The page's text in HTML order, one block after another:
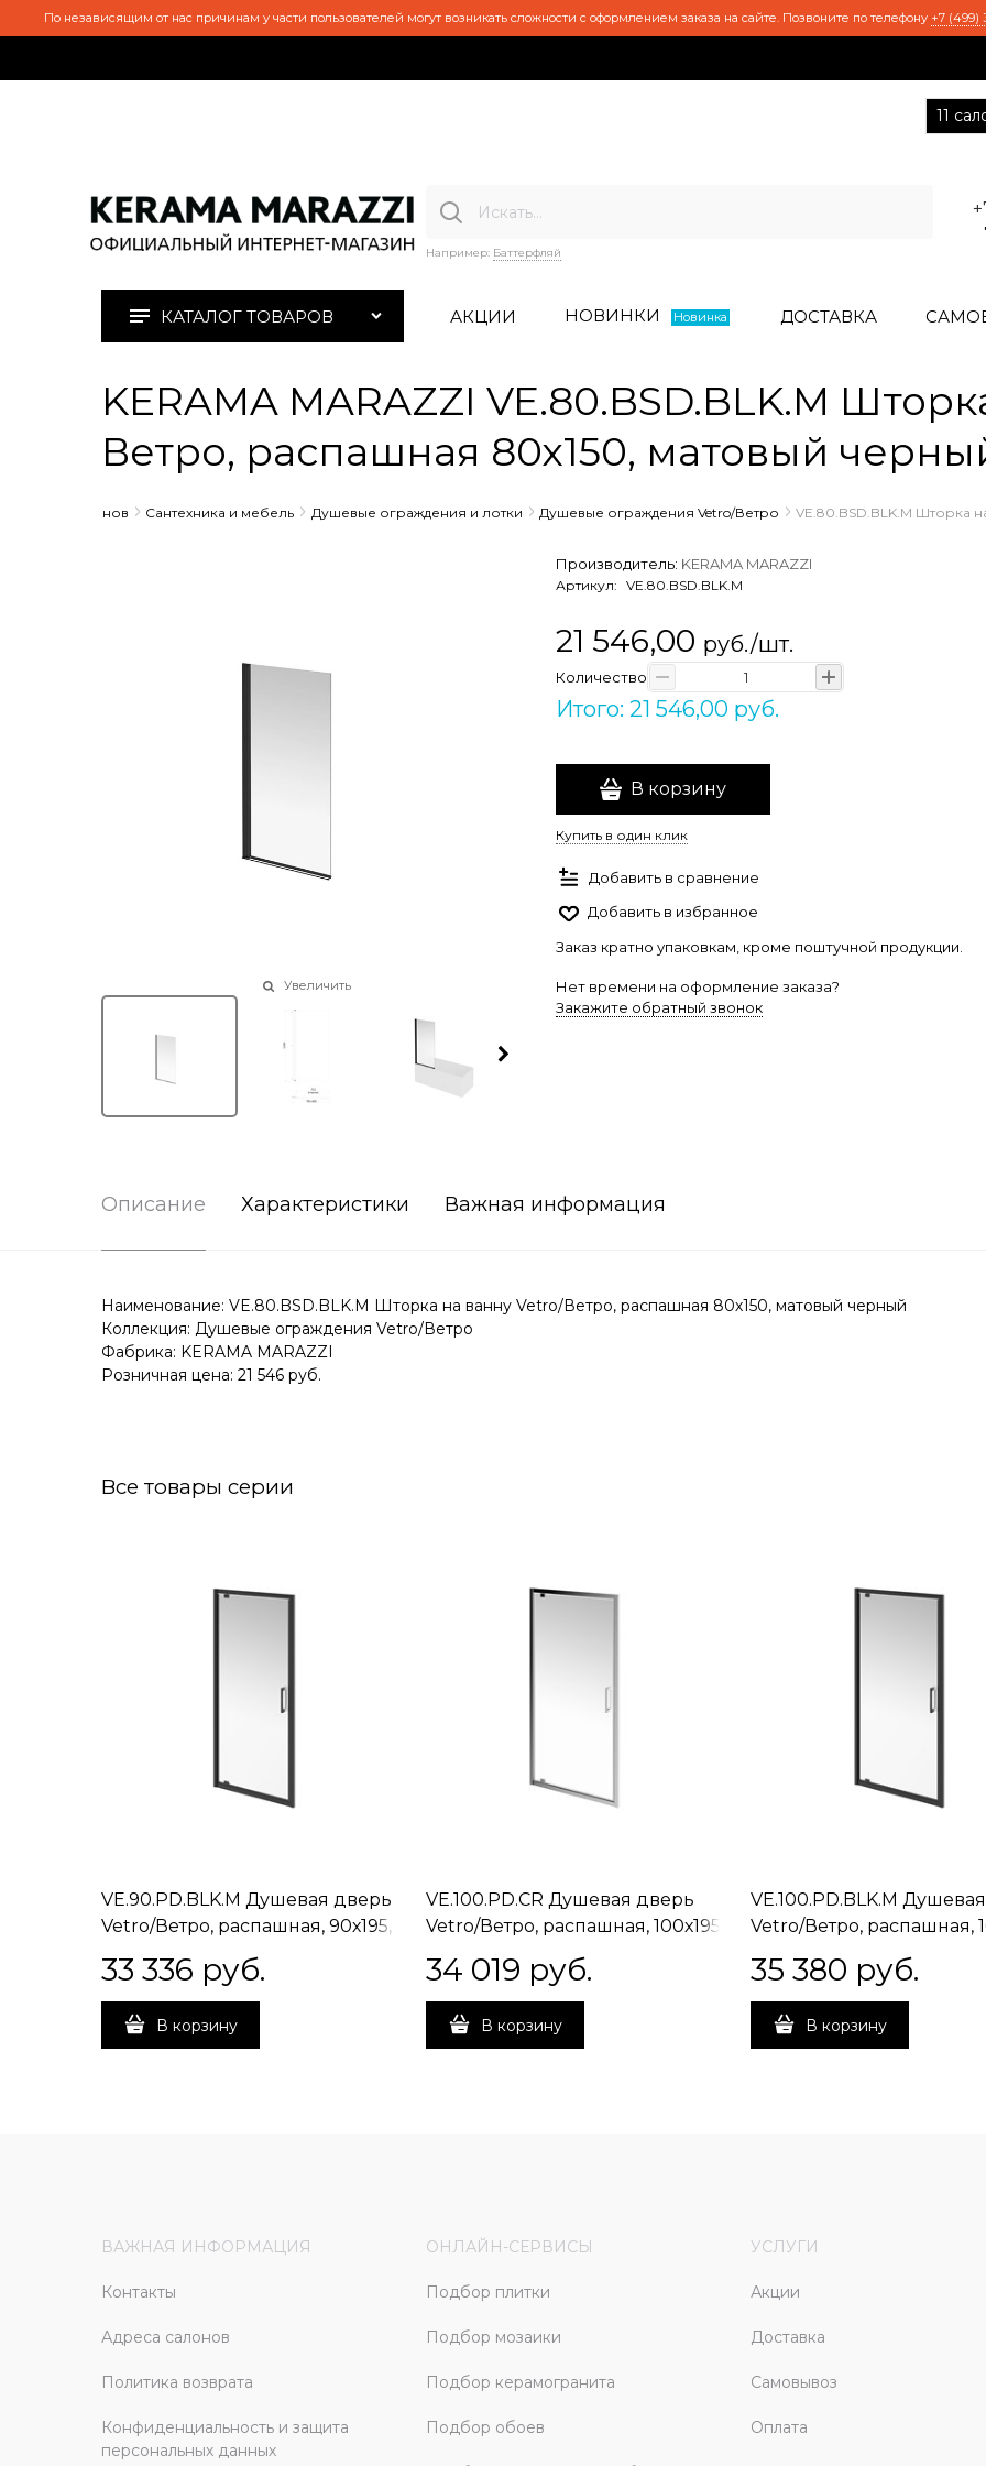
По независящим от нас причинам у части пользователей могут возникать сложности с оформлением заказа на сайте. Позвоните по телефону +7 (499)
11
Например: Баттерфляй
КАТАЛОГ ТОВАРОВ АКЦИИ НОВИНКИ Новинка ДОСТАВКА
KERAMA MARAZZI VE.80.BSD.BLK.M
Ветро, распашная 80х150, матовый
салонов Сантехника и мебель Душевые ограждения и лотки Душевые ограждения Vetro/Ветро VE.80.BSD.BLK.M Шторка
Увеличить
Производитель: KERAMA MARAZZI
Артикул: VE.80.BSD.BLK.M
21 546,00 руб./шт.
Количество
Итого: 21 546,00 руб.
В корзину
Купить в один клик
Добавить в сравнение
Добавить в избранное
Заказ кратно упаковкам, кроме поштучной продукции.
Нет времени на оформление заказа?
Закажите обратный звонок
Описание Характеристики Важная информация
Наименование: VE.80.BSD.BLK.M Шторка на ванну Vetro/Ветро, распашная 80х150, матовый черный
Коллекция: Душевые ограждения Vetro/Ветро
Фабрика: KERAMA MARAZZI
Розничная цена: 21 546 руб.
Все товары серии
VE.90.PD.BLK.M Душевая дверь
Vetro/Ветро, распашная, 90х195,
матовый черный
33 336 руб.
В корзину
VE.100.PD.CR Душевая дверь
Vetro/Ветро, распашная, 100х195,
34 019 руб.
В корзину
VE.100.PD.BLK.M
Vetro/Ветро, распашная,
матовый черный
35 380 руб.
В корзину
ВАЖНАЯ ИНФОРМАЦИЯ
Контакты
Адреса салонов
Политика возврата
Конфиденциальность и защита
персональных данных
ОНЛАЙН-СЕРВИСЫ
Подбор плитки
Подбор мозаики
Подбор керамогранита
Подбор обоев
УСЛУГИ
Акции
Доставка
Самовывоз
Оплата